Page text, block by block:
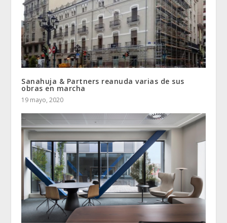
Sanahuja & Partners reanuda varias de sus
obras en marcha
19 mayo, 2020